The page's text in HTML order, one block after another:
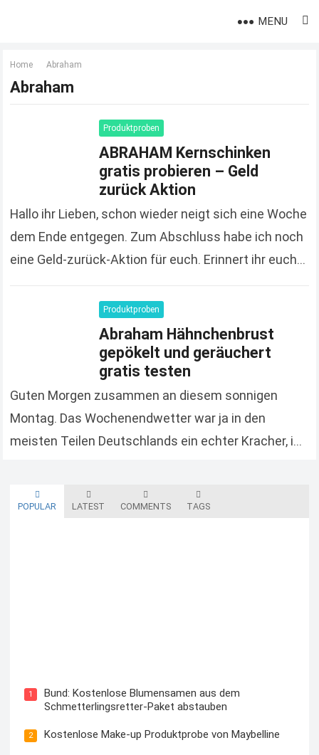
MENU
Home Abraham
Abraham
Produktproben
ABRAHAM Kernschinken
gratis probieren – Geld
zurück Aktion
Hallo ihr Lieben, schon wieder neigt sich eine Woche
dem Ende entgegen. Zum Abschluss habe ich noch
eine Geld-zurück-Aktion für euch. Erinnert ihr euch
Produktproben
Abraham Hähnchenbrust
gepökelt und geräuchert
gratis testen
Guten Morgen zusammen an diesem sonnigen
Montag. Das Wochenendwetter war ja in den
meisten Teilen Deutschlands ein echter Kracher, ich
POPULAR LATEST COMMENTS TAGS
1
Bund: Kostenlose Blumensamen aus dem
Schmetterlingsretter-Paket abstauben
2 Kostenlose Make-up Produktprobe von Maybelline